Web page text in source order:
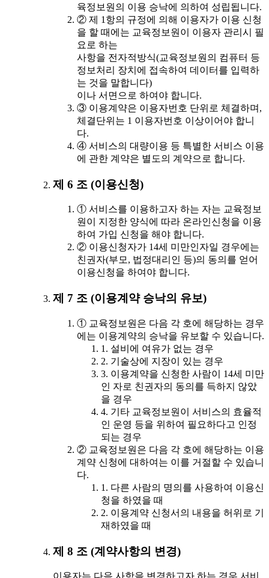
육정보원의 이용 승낙에 의하여 성립됩니다.
② 제 1항의 규정에 의해 이용자가 이용 신청
을 할 때에는 교육정보원이 이용자 관리시 필
요로 하는
사항을 전자적방식(교육정보원의 컴퓨터 등
정보처리 장치에 접속하여 데이터를 입력하
는 것을 말합니다)
이나 서면으로 하여야 합니다.
③ 이용계약은 이용자번호 단위로 체결하며,
체결단위는 1 이용자번호 이상이어야 합니
다.
④ 서비스의 대량이용 등 특별한 서비스 이용
에 관한 계약은 별도의 계약으로 합니다.
제 6 조 (이용신청)
① 서비스를 이용하고자 하는 자는 교육정보
원이 지정한 양식에 따라 온라인신청을 이용
하여 가입 신청을 해야 합니다.
② 이용신청자가 14세 미만인자일 경우에는
친권자(부모, 법정대리인 등)의 동의를 얻어
이용신청을 하여야 합니다.
제 7 조 (이용계약 승낙의 유보)
① 교육정보원은 다음 각 호에 해당하는 경우
에는 이용계약의 승낙을 유보할 수 있습니다.
1. 설비에 여유가 없는 경우
2. 기술상에 지장이 있는 경우
3. 이용계약을 신청한 사람이 14세 미만
인 자로 친권자의 동의를 득하지 않았
을 경우
4. 기타 교육정보원이 서비스의 효율적
인 운영 등을 위하여 필요하다고 인정
되는 경우
② 교육정보원은 다음 각 호에 해당하는 이용
계약 신청에 대하여는 이를 거절할 수 있습니
다.
1. 다른 사람의 명의를 사용하여 이용신
청을 하였을 때
2. 이용계약 신청서의 내용을 허위로 기
재하였을 때
제 8 조 (계약사항의 변경)